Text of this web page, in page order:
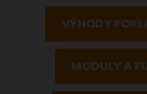
VÝHODY
MODULY A